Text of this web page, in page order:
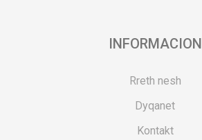
INFORMACION
Rreth nesh
Dyqanet
Kontakt